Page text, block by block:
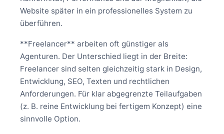
Website später in ein professionelles System zu
überführen.
**Freelancer** arbeiten oft günstiger als
Agenturen. Der Unterschied liegt in der Breite:
Freelancer sind selten gleichzeitig stark in Design,
Entwicklung, SEO, Texten und rechtlichen
Anforderungen. Für klar abgegrenzte Teilaufgaben
(z. B. reine Entwicklung bei fertigem Konzept) eine
sinnvolle Option.